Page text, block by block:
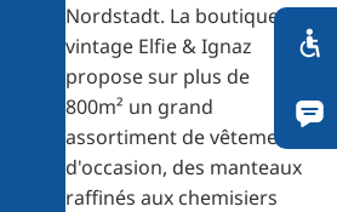
Nordstadt. La boutique
vintage Elfie & Ignaz
propose sur plus de
800m² un grand
assortiment de vêtements
d'occasion, des manteaux
raffinés aux chemisiers